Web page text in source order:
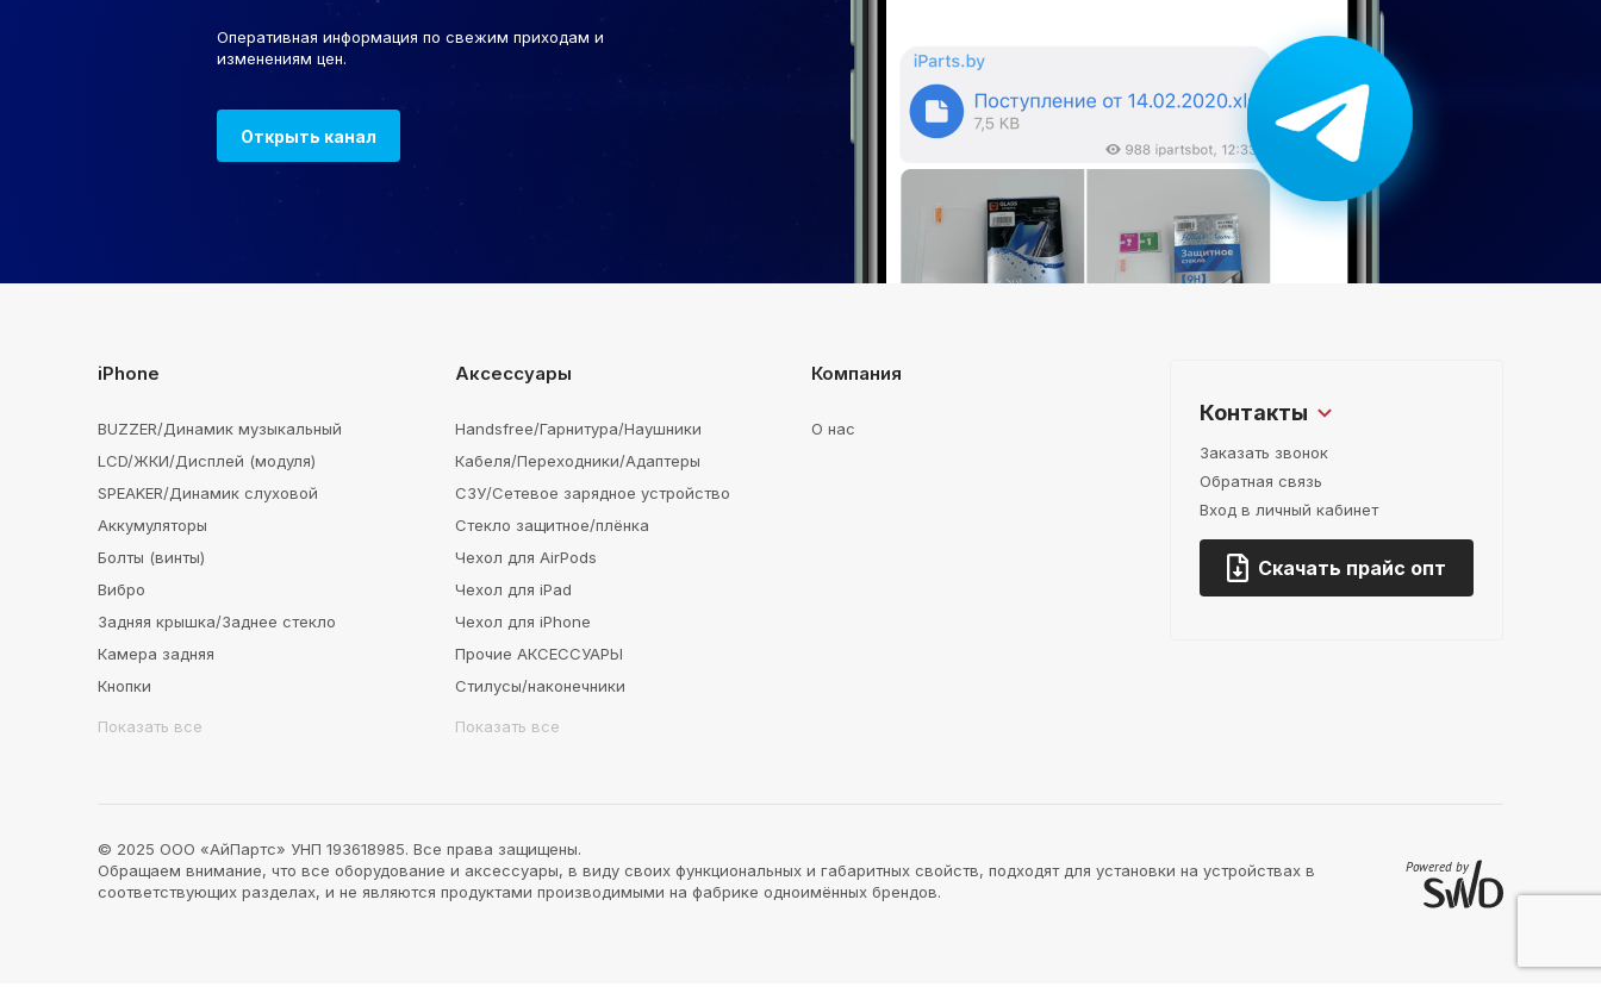
Оперативная информация по свежим приходам и
изменениям цен.
Открыть канал
iPhone
BUZZER/Динамик музыкальный
LCD/ЖКИ/Дисплей (модуля)
SPEAKER/Динамик слуховой
Аккумуляторы
Болты (винты)
Вибро
Задняя крышка/Заднее стекло
Камера задняя
Кнопки
Показать все
Аксессуары
Handsfree/Гарнитура/Наушники
Кабеля/Переходники/Адаптеры
СЗУ/Сетевое зарядное устройство
Стекло защитное/плёнка
Чехол для AirPods
Чехол для iPad
Чехол для iPhone
Прочие АКСЕССУАРЫ
Стилусы/наконечники
Показать все
Компания
О нас
Контакты
Заказать звонок
Обратная связь
Вход в личный кабинет
Скачать прайс опт
© 2025 ООО «АйПартс» УНП 193618985. Все права защищены.
Обращаем внимание, что все оборудование и аксессуары, в виду своих функциональных и габаритных свойств, подходят для установки на устройствах в
соответствующих разделах, и не являются продуктами производимыми на фабрике одноимённых брендов.